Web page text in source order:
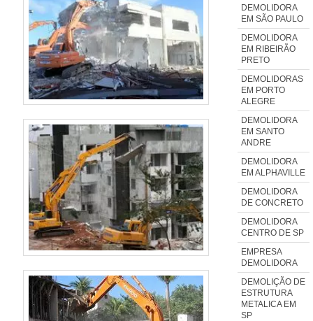
DEMOLIDORA
EM SÃO PAULO
DEMOLIDORA
EM RIBEIRÃO
PRETO
DEMOLIDORAS
EM PORTO
ALEGRE
DEMOLIDORA
EM SANTO
ANDRE
DEMOLIDORA
EM ALPHAVILLE
DEMOLIDORA
DE CONCRETO
DEMOLIDORA
CENTRO DE SP
EMPRESA
DEMOLIDORA
DEMOLIÇÃO DE
ESTRUTURA
METALICA EM
SP